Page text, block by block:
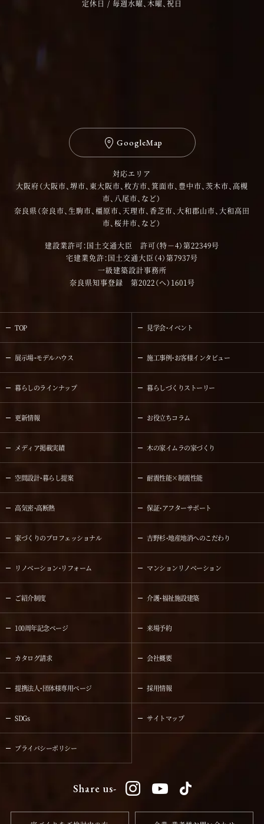
定休日 / 毎週水曜、木曜、祝日
GoogleMap
対応エリア
大阪府（大阪市、堺市、東大阪市、枚方市、箕面市、豊中市、茨木市、高槻
市、八尾市、など）
奈良県（奈良市、生駒市、橿原市、天理市、香芝市、大和郡山市、大和高田
市、桜井市、など）
建設業許可：国土交通大臣 許可（特－4）第22349号
宅建業免許：国土交通大臣（4）第7937号
一級建築設計事務所
奈良県知事登録 第2022（へ）1601号
TOP 見学会・イベント
展示場・モデルハウス 施工事例・お客様インタビュー
暮らしのラインナップ 暮らしづくりストーリー
更新情報 お役立ちコラム
メディア掲載実績 木の家イムラの家づくり
空間設計・暮らし提案 耐震性能×制震性能
高気密・高断熱 保証・アフターサポート
家づくりのプロフェッショナル 吉野杉・地産地消へのこだわり
リノベーション・リフォーム マンションリノベーション
ご紹介制度 介護・福祉施設建築
100周年記念ページ 来場予約
カタログ請求 会社概要
提携法人・団体様専用ページ 採用情報
SDGs サイトマップ
プライバシーポリシー
Share us-